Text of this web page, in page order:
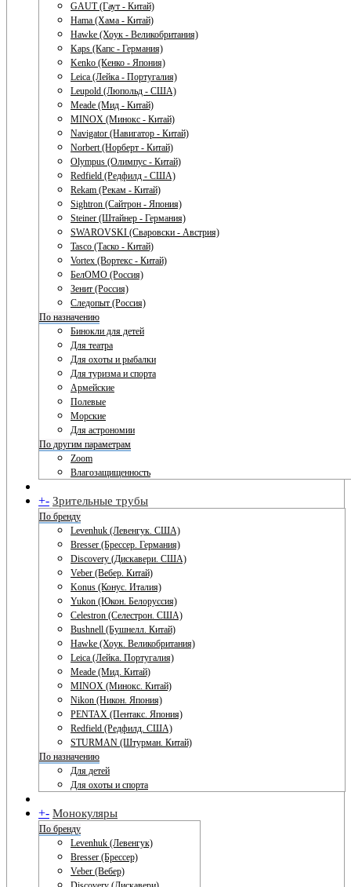
GAUT (Гаут - Китай)
Hama (Хама - Китай)
Hawke (Хоук - Великобритания)
Kaps (Капс - Германия)
Kenko (Кенко - Япония)
Leica (Лейка - Португалия)
Leupold (Люпольд - США)
Meade (Мид - Китай)
MINOX (Минокс - Китай)
Navigator (Навигатор - Китай)
Norbert (Норберт - Китай)
Olympus (Олимпус - Китай)
Redfield (Редфилд - США)
Rekam (Рекам - Китай)
Sightron (Сайтрон - Япония)
Steiner (Штайнер - Германия)
SWAROVSKI (Сваровски - Австрия)
Tasco (Таско - Китай)
Vortex (Вортекс - Китай)
БелОМО (Россия)
Зенит (Россия)
Следопыт (Россия)
По назначению
Бинокли для детей
Для театра
Для охоты и рыбалки
Для туризма и спорта
Армейские
Полевые
Морские
Для астрономии
По другим параметрам
Zoom
Влагозащищенность
+- Зрительные трубы
По бренду
Levenhuk (Левенгук. США)
Bresser (Брессер. Германия)
Discovery (Дискавери. США)
Veber (Вебер. Китай)
Konus (Конус. Италия)
Yukon (Юкон. Белоруссия)
Celestron (Селестрон. США)
Bushnell (Бушнелл. Китай)
Hawke (Хоук. Великобритания)
Leica (Лейка. Португалия)
Meade (Мид. Китай)
MINOX (Минокс. Китай)
Nikon (Никон. Япония)
PENTAX (Пентакс. Япония)
Redfield (Редфилд. США)
STURMAN (Штурман. Китай)
По назначению
Для детей
Для охоты и спорта
+- Монокуляры
По бренду
Levenhuk (Левенгук)
Bresser (Брессер)
Veber (Вебер)